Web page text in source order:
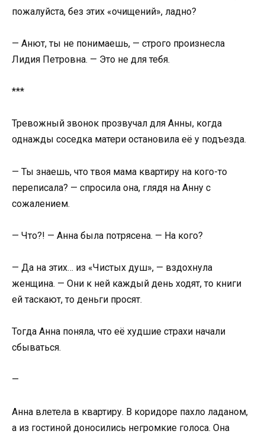
пожалуйста, без этих «очищений», ладно?
— Анют, ты не понимаешь, — строго произнесла
Лидия Петровна. — Это не для тебя.
***
Тревожный звонок прозвучал для Анны, когда
однажды соседка матери остановила её у подъезда.
— Ты знаешь, что твоя мама квартиру на кого-то
переписала? — спросила она, глядя на Анну с
сожалением.
— Что?! — Анна была потрясена. — На кого?
— Да на этих… из «Чистых душ», — вздохнула
женщина. — Они к ней каждый день ходят, то книги
ей таскают, то деньги просят.
Тогда Анна поняла, что её худшие страхи начали
сбываться.
—
Анна влетела в квартиру. В коридоре пахло ладаном,
а из гостиной доносились негромкие голоса. Она